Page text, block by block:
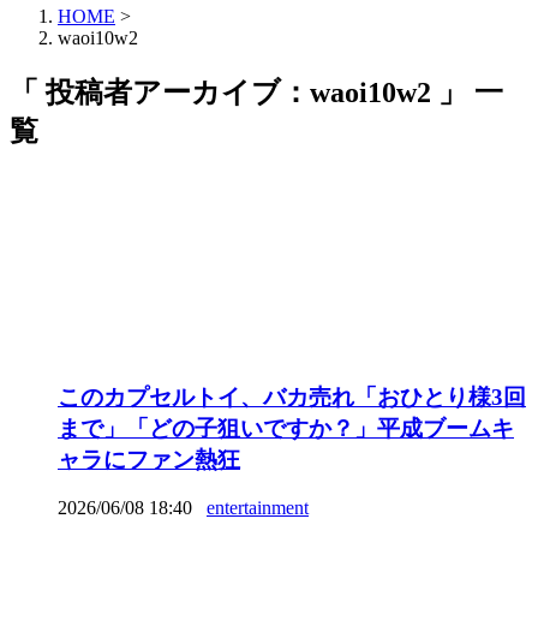
HOME >
waoi10w2
「 投稿者アーカイブ：waoi10w2 」 一
覧
このカプセルトイ、バカ売れ「おひとり様3回
まで」「どの子狙いですか？」平成ブームキ
ャラにファン熱狂
2026/06/08 18:40 entertainment